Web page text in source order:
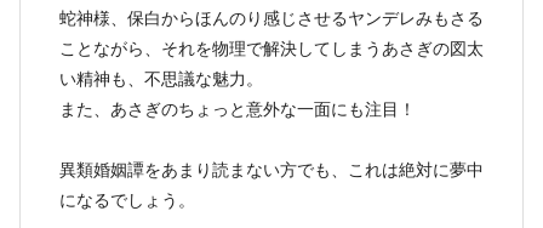
蛇神様、保白からほんのり感じさせるヤンデレみもさる
ことながら、それを物理で解決してしまうあさぎの図太
い精神も、不思議な魅力。
また、あさぎのちょっと意外な一面にも注目！
異類婚姻譚をあまり読まない方でも、これは絶対に夢中
になるでしょう。